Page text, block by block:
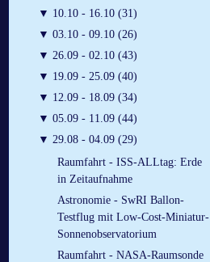
▼ 10.10 - 16.10 (31)
▼ 03.10 - 09.10 (26)
▼ 26.09 - 02.10 (43)
▼ 19.09 - 25.09 (40)
▼ 12.09 - 18.09 (34)
▼ 05.09 - 11.09 (44)
▼ 29.08 - 04.09 (29)
Raumfahrt - ISS-ALLtag: Erde
in Zeitaufnahme
Astronomie - SwRI Ballon-
Testflug mit Low-Cost-Miniatur-
Sonnenobservatorium
Raumfahrt - NASA-Raumsonde